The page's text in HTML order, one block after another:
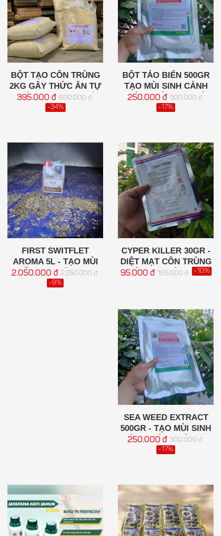
BỘT TẠO CÔN TRÙNG
2KG GÂY THỨC ĂN TỰ
NHIÊN CHO CHIM YẾN
395.000 đ 600.000 đ
-34%
BỘT TẢO BIỂN 500GR
TẠO MÙI SINH CẢNH
HIỆU QUẢ CHO NHÀ
YẾN
250.000 đ 300.000 đ
-17%
FIRST SWITFLET
AROMA 5L - TẠO MÙI
DẪN DỤ, GIỮ CHIM
NON, TĂNG BẦY ĐÀN
2.050.000 đ 2.250.000 đ
-9%
CYPER KILLER 30GR -
DIỆT MẠT CÔN TRÙNG
GÂY HẠI HIỆU QUẢ
95.000 đ 105.000 đ -10%
SEA WEED EXTRACT
500GR - TẠO MÙI SINH
CẢNH HIỆU QUẢ CHO
NHÀ YẾN
250.000 đ 300.000 đ
-17%